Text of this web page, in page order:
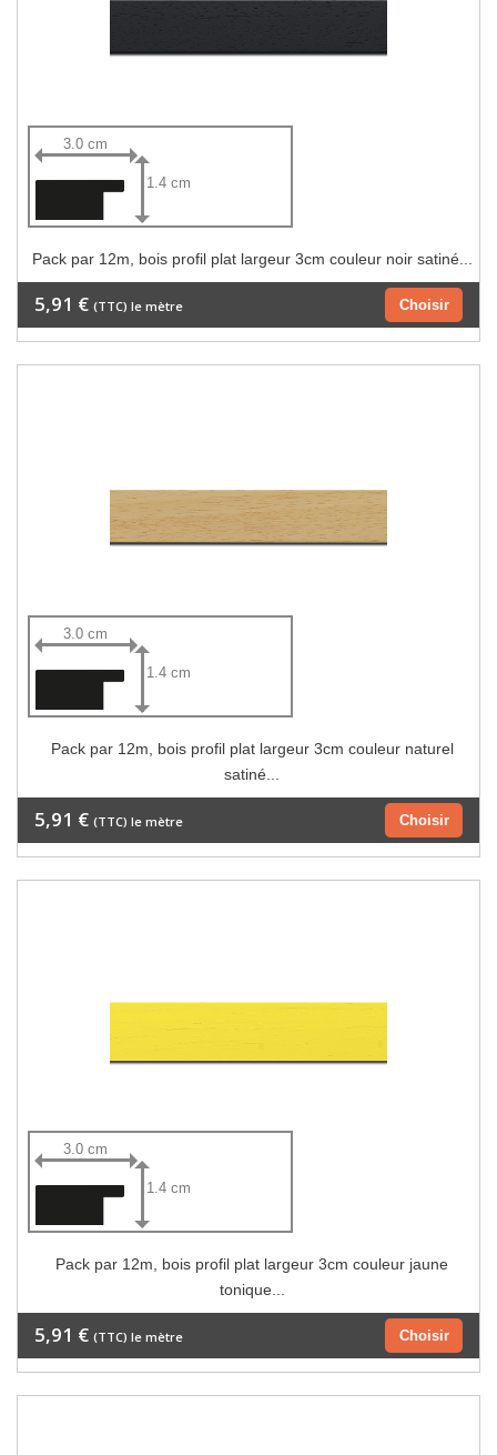
3.0 cm
1.4 cm
Pack par 12m, bois profil plat largeur 3cm couleur noir satiné...
Choisir
5,91 € (TTC) le mètre
3.0 cm
1.4 cm
Pack par 12m, bois profil plat largeur 3cm couleur naturel
satiné...
Choisir
5,91 € (TTC) le mètre
3.0 cm
1.4 cm
Pack par 12m, bois profil plat largeur 3cm couleur jaune
tonique...
Choisir
5,91 € (TTC) le mètre